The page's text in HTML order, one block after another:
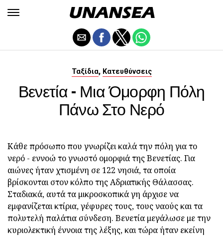
Ταξίδια, Κατευθύνσεις
Βενετία - Μια Όμορφη Πόλη
Πάνω Στο Νερό
Κάθε πρόσωπο που γνωρίζει καλά την πόλη για το
νερό - εννοώ το γνωστό ομορφιά της Βενετίας. Για
αιώνες ήταν χτισμένη σε 122 νησιά, τα οποία
βρίσκονται στον κόλπο της Αδριατικής Θάλασσας.
Σταδιακά, αυτά τα μικροσκοπικά γη άρχισε να
εμφανίζεται κτίρια, γέφυρες τους, τους ναούς και τα
πολυτελή παλάτια σύνδεση. Βενετία μεγάλωσε με την
κυριολεκτική έννοια της λέξης, και τώρα ήταν εκείνη